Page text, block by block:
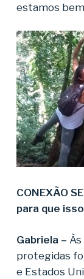
estamos
CONEXÃO
para que
Gabriela –
protegidas
e Estados